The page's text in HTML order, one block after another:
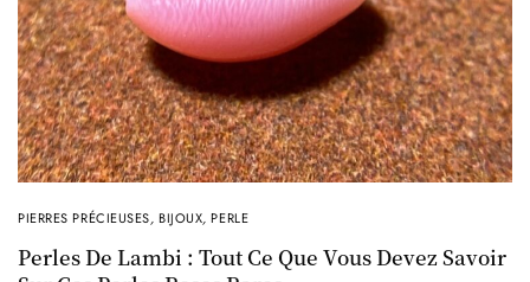
PIERRES PRÉCIEUSES,BIJOUX,PERLE
Perles De Lambi : Tout Ce Que Vous Devez Savoir